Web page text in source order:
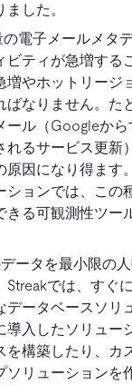
した。
の電子メールメタ
ビティが急増する
増やホットリージ
ばなりません。た
ール（Googleか
れるサービス更新
原因になり得ます
ションでは、この
きる可観測性ツー
ータを最小限の
Streakでは、すぐ
データベースソリ
導入したソリュー
を構築したり、カ
ソリューションを